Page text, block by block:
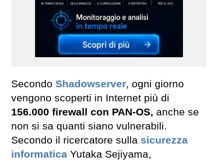
Secondo Shadowserver, ogni giorno
vengono scoperti in Internet più di
156.000 firewall con PAN-OS, anche se
non si sa quanti siano vulnerabili.
Secondo il ricercatore sulla sicurezza
informatica Yutaka Sejiyama,